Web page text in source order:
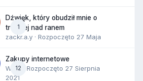
1
Dźwięk, który obudził mnie o
trzeciej nad ranem
zackr.a.y · Rozpoczęto 27 Maja
12
Zakupy internetowe
Wula · Rozpoczęto 27 Sierpnia
2021